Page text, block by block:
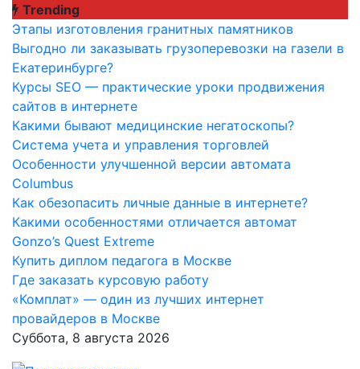
Перейти
содержимому
Trending
Этапы изготовления гранитных памятников
Выгодно ли заказывать грузоперевозки на газели в
Екатеринбурге?
Курсы SEO — практические уроки продвижения
сайтов в интернете
Какими бывают медицинские негатоскопы?
Система учета и управления торговлей
Особенности улучшенной версии автомата
Columbus
Как обезопасить личные данные в интернете?
Какими особенностями отличается автомат
Gonzo’s Quest Extreme
Купить диплом педагога в Москве
Где заказать курсовую работу
«Комплат» — один из лучших интернет
провайдеров в Москве
Суббота, 8 августа 2026